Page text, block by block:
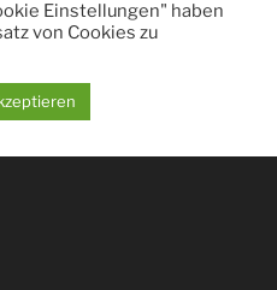
Einstellungen" haben
von Cookies zu